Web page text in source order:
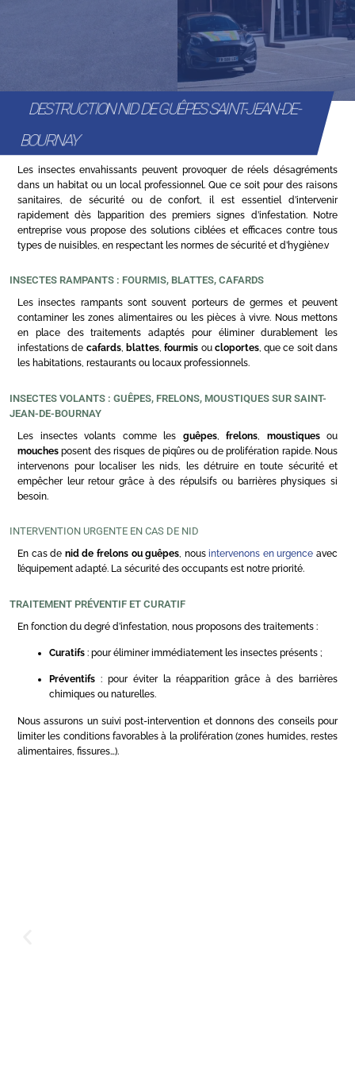
DESTRUCTION NID DE GUÊPES SAINT-JEAN-DE-
BOURNAY
Les insectes envahissants peuvent provoquer de réels désagréments
dans un habitat ou un local professionnel. Que ce soit pour des raisons
sanitaires, de sécurité ou de confort, il est essentiel d’intervenir
rapidement dès l’apparition des premiers signes d’infestation. Notre
entreprise vous propose des solutions ciblées et efficaces contre tous
types de nuisibles, en respectant les normes de sécurité et d’hygiène.v
INSECTES RAMPANTS : FOURMIS, BLATTES, CAFARDS
Les insectes rampants sont souvent porteurs de germes et peuvent
contaminer les zones alimentaires ou les pièces à vivre. Nous mettons
en place des traitements adaptés pour éliminer durablement les
infestations de cafards, blattes,fourmis ou cloportes, que ce soit dans
les habitations, restaurants ou locaux professionnels.
INSECTES VOLANTS : GUÊPES, FRELONS, MOUSTIQUES SUR SAINT-
JEAN-DE-BOURNAY
Les insectes volants comme les guêpes, frelons moustiquesou
mouches posent des risques de piqûres ou de prolifération rapide. Nous
intervenons pour localiser les nids, les détruire en toute sécurité et
empêcher leur retour grâce à des répulsifs ou barrières physiques si
besoin.
INTERVENTION URGENTE EN CAS DE NID
En cas de nid de frelons ou guêpes, nousintervenons en urgence avec
l’équipement adapté. La sécurité des occupants est notre priorité.
TRAITEMENT PRÉVENTIF ET CURATIF
En fonction du degré d’infestation, nous proposons des traitements :
Curatifs : pour éliminer immédiatement les insectes présents ;
Préventifs : pour éviter la réapparition grâce à des barrières
chimiques ou naturelles.
Nous assurons un suivi post-intervention et donnons des conseils pour
limiter les conditions favorables à la prolifération (zones humides, restes
alimentaires, fissures…).